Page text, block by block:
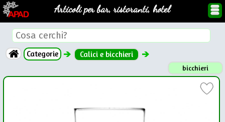
Articoli per bar, ristoranti, hotel
Categorie Calici e bicchieri
bicchieri